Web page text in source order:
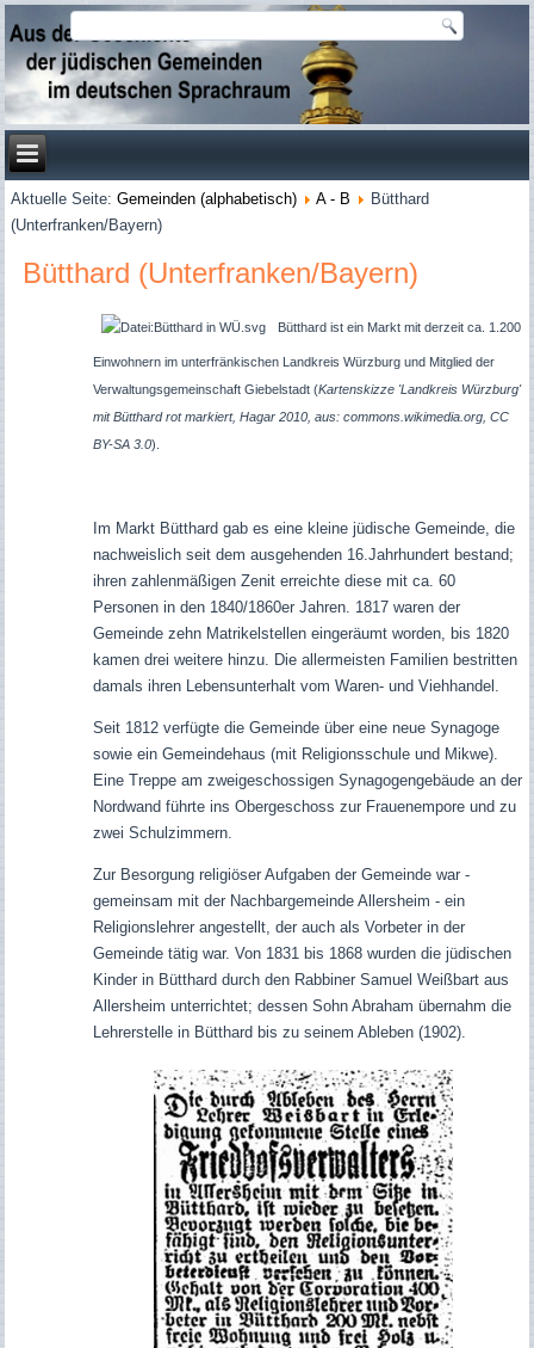
Aktuelle Seite:Gemeinden (alphabetisch) A - B
Bütthard
(Unterfranken/Bayern)
Bütthard (Unterfranken/Bayern)
Bütthard ist ein Markt mit derzeit ca. 1.200
Einwohnern im unterfränkischen Landkreis Würzburg und Mitglied der
Verwaltungsgemeinschaft Giebelstadt (Kartenskizze 'Landkreis Würzburg'
mit Bütthard rot markiert, Hagar 2010, aus: commons.wikimedia.org, CC
BY-SA 3.0).
Im Markt Bütthard gab es eine kleine jüdische Gemeinde, die
nachweislich seit dem ausgehenden 16.Jahrhundert bestand;
ihren zahlenmäßigen Zenit erreichte diese mit ca. 60
Personen in den 1840/1860er Jahren. 1817waren der
Gemeinde zehn Matrikelstellen eingeräumt worden, bis 1820
kamen drei weitere hinzu. Die allermeisten Familien bestritten
damals ihren Lebensunterhalt vom Waren- und Viehhandel.
Seit 1812 verfügte die Gemeinde über eine neue Synagoge
sowie ein Gemeindehaus (mit Religionsschule und Mikwe).
Eine Treppe am zweigeschossigen Synagogengebäudean der
Nordwand führte ins Obergeschoss zur Frauenempore und zu
zwei Schulzimmern.
Zur Besorgung religiöser Aufgaben der Gemeinde war -
gemeinsam mit der Nachbargemeinde Allersheim - ein
Religionslehrer angestellt, der auch als Vorbeter in der
Gemeinde tätig war. Von 1831 bis 1868 wurden die jüdischen
Kinder in Bütthard durch den Rabbiner Samuel Weißbart aus
Allersheim unterrichtet; dessen Sohn Abraham übernahm die
Lehrerstelle in Bütthard bis zu seinem Ableben (1902).